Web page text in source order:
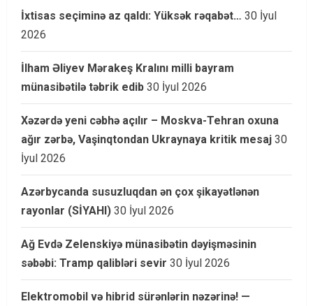
İxtisas seçiminə az qaldı: Yüksək rəqabət… 30 İyul
2026
İlham Əliyev Mərakeş Kralını milli bayram
münasibətilə təbrik edib 30 İyul 2026
Xəzərdə yeni cəbhə açılır – Moskva-Tehran oxuna
ağır zərbə, Vaşinqtondan Ukraynaya kritik mesaj 30
İyul 2026
Azərbycanda susuzluqdan ən çox şikayətlənən
rayonlar (SİYAHI) 30 İyul 2026
Ağ Evdə Zelenskiyə münasibətin dəyişməsinin
səbəbi: Tramp qalibləri sevir 30 İyul 2026
Elektromobil və hibrid sürənlərin nəzərinə! —